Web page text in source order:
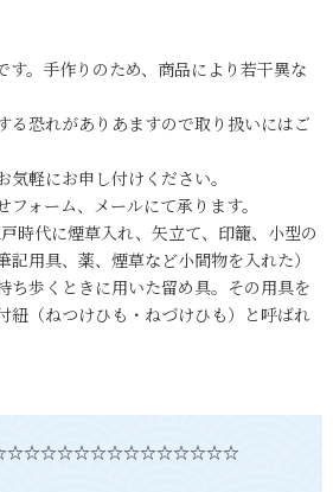
す。手作りのため、商品により若干異な
る恐れがありあますので取り扱いにはご
軽にお申し付けください。
ォーム、メールにて承ります。
時代に煙草入れ、矢立て、印籠、小型の
用具、薬、煙草など小間物を入れた）
ち歩くときに用いた留め具。その用具を
紐（ねつけひも・ねづけひも）と呼ばれ